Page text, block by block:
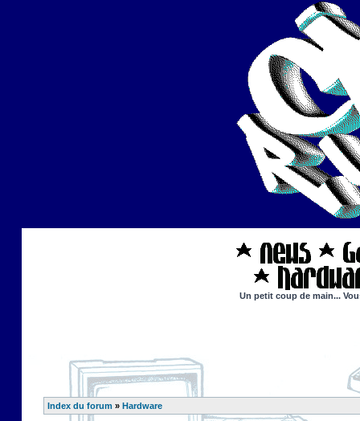
Un petit coup de main...
Index du forum » Hardware